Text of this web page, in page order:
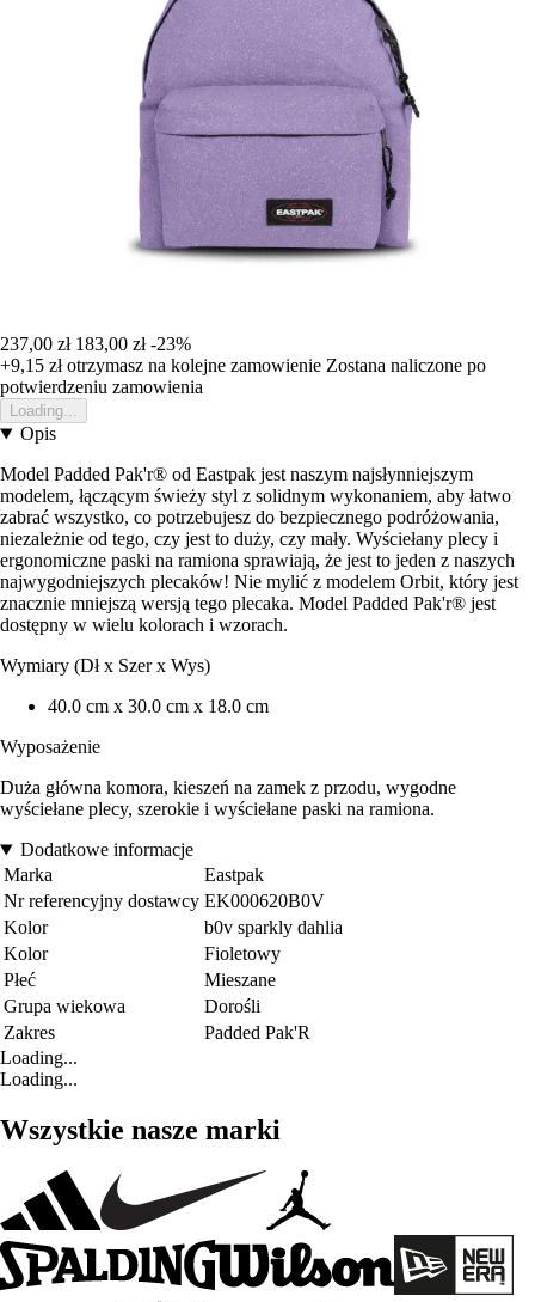
237,00 zł 183,00 zł -23%
+9,15 złotrzymasz na kolejne zamowienie Zostana naliczone po
potwierdzeniu zamowienia
Loading...
Opis
Model Padded Pak'r® od Eastpak jest naszym najsłynniejszym
modelem, łączącym świeży styl z solidnym wykonaniem, aby łatwo
zabrać wszystko, co potrzebujesz do bezpiecznego podróżowania,
niezależnie od tego, czy jest to duży, czy mały. Wyściełany plecy i
ergonomiczne paski na ramiona sprawiają, że jest to jeden z naszych
najwygodniejszych plecaków! Nie mylić z modelem Orbit, który jest
znacznie mniejszą wersją tego plecaka. Model Padded Pak'r® jest
dostępny w wielu kolorach i wzorach.
Wymiary (Dł x Szer x Wys)
40.0 cm x 30.0 cm x 18.0 cm
Wyposażenie
Duża główna komora, kieszeń na zamek z przodu, wygodne
wyściełane plecy, szerokie i wyściełane paski na ramiona.
Dodatkowe informacje
Marka
Eastpak
Nr referencyjny dostawcy EK000620B0V
Kolor
b0v sparkly dahlia
Kolor
Fioletowy
Płeć
Mieszane
Grupa wiekowa
Dorośli
Zakres
Padded Pak'R
Loading...
Loading...
Wszystkie nasze marki